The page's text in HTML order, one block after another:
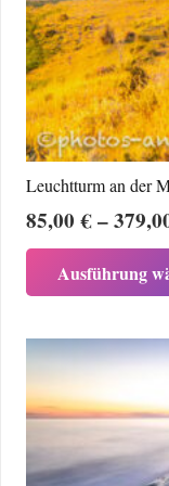
Leuchtturm an der
85,00€–
Ausführung